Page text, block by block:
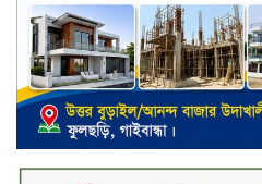
ক্যাশলেস
ইসলামী
কিউআর
‘শেখ
দায় নিয়ে